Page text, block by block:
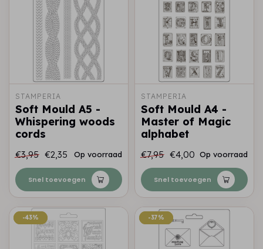
STAMPERIA
Soft Mould A5 -
Whispering woods
cords
€3,95 €2,35 Op voorraad
Snel toevoegen
STAMPERIA
Soft Mould A4 -
Master of Magic
alphabet
€7,95 €4,00 Op voorraad
Snel toevoegen
-43%
-43% -37%
-37%